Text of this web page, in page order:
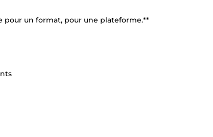
pour un format, pour une plateforme.**